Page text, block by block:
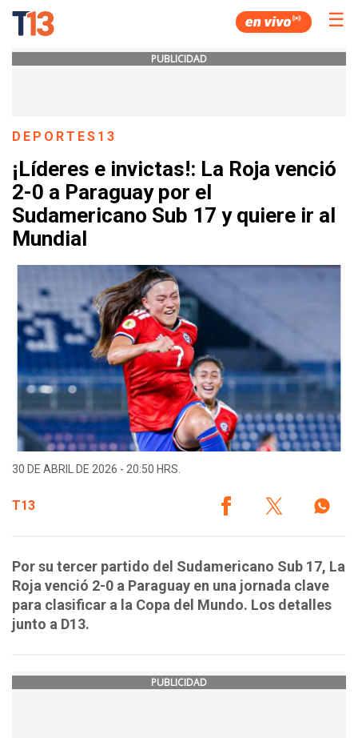
☰
PUBLICIDAD
DEPORTES13
¡Líderes e invictas!: La Roja venció
2-0 a Paraguay por el
Sudamericano Sub 17 y quiere ir al
Mundial
30 DE ABRIL DE 2026 - 20:50 HRS.
T13
Por su tercer partido del Sudamericano Sub 17, La
Roja venció 2-0 a Paraguay en una jornada clave
para clasificar a la Copa del Mundo. Los detalles
junto a D13.
PUBLICIDAD